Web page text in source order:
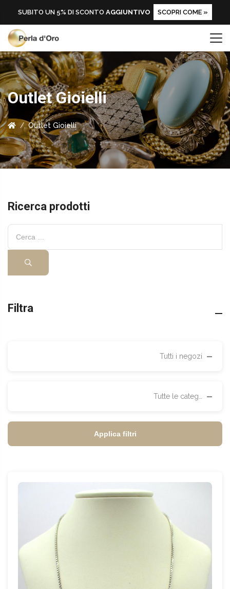
SUBITO UN 5% DI SCONTO AGGIUNTIVO SCOPRI COME »
Outlet Gioielli
Outlet Gioielli
Ricerca prodotti
Filtra
Tutti i negozi
Applica filtri